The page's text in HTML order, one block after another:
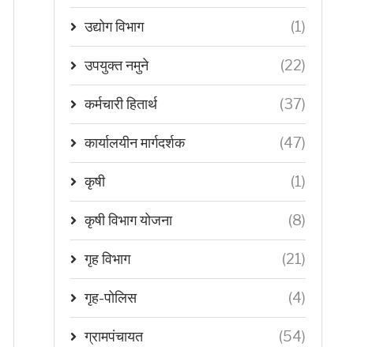
उद्योग विभाग (1)
उपयुक्त नमुने (22)
कर्मचारी हितार्थ (37)
कार्यालयीन मार्गदर्शक (47)
कृषी (1)
कृषी विभाग योजना (8)
गृह विभाग (21)
गृह-पोलिस (4)
ग्रामपंचायत (54)